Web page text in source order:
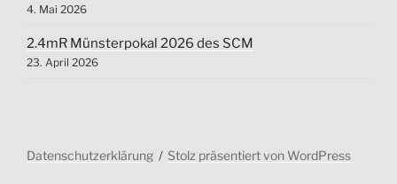
4. Mai 2026
2.4mR Münsterpokal 2026 des SCM
23. April 2026
Datenschutzerklärung Stolz präsentiert von WordPress